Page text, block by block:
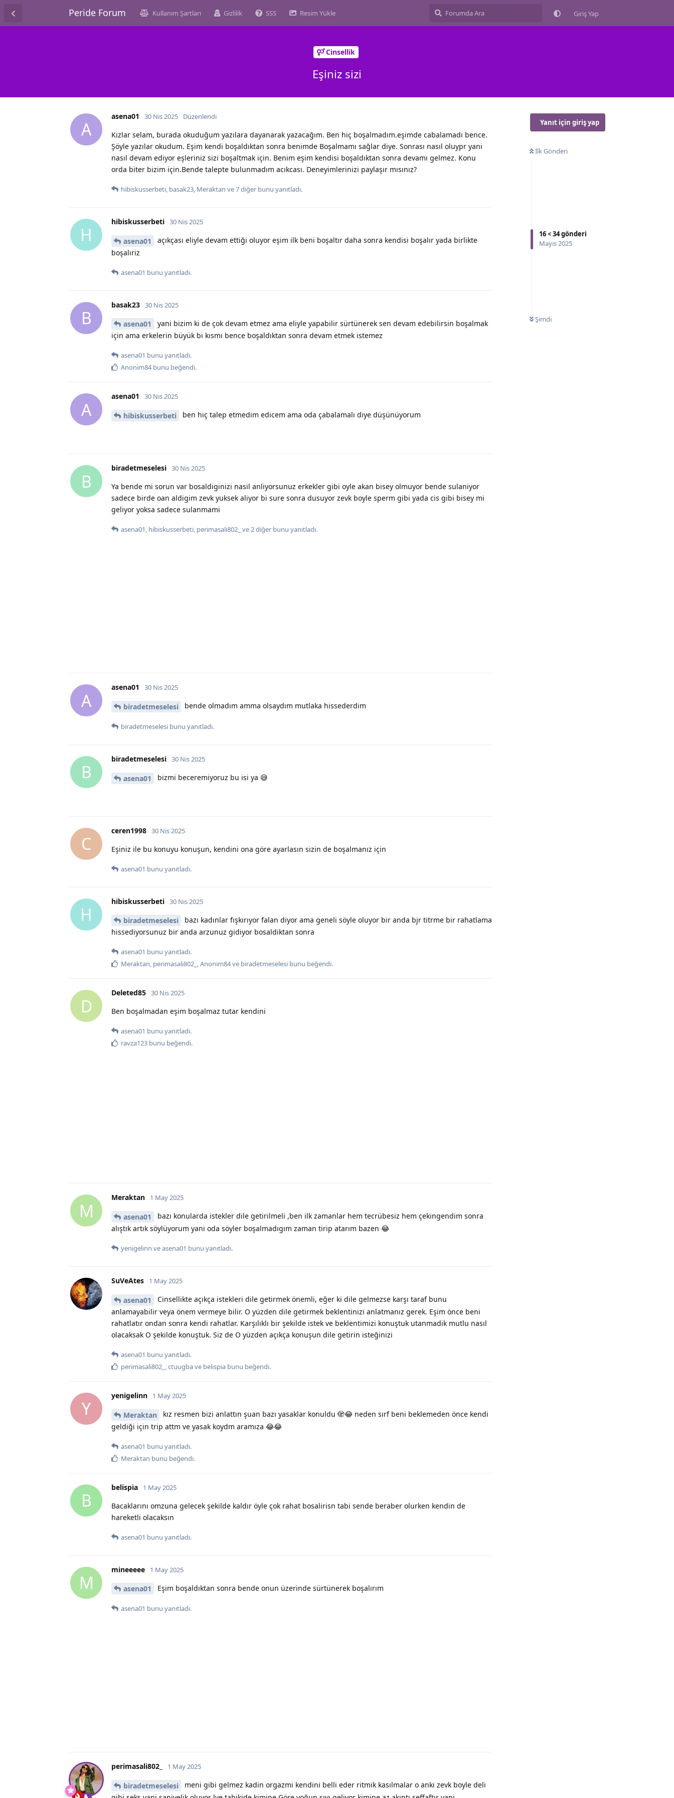
Peride Forum Kullanım Şartları Gizlilik SSS Resim Yükle Giriş Yap
Cinsellik
Eşiniz sizi
Yanıt için giriş yap
İlk Gönderi
16<34gönderi
Mayıs 2025
Şimdi
A
asena01 30 Nis 2025 Düzenlendi
Kızlar selam, burada okuduğum yazılara dayanarak yazacağım. Ben hiç boşalmadım.eşimde cabalamadı bence.
Şöyle yazılar okudum. Eşim kendi boşaldıktan sonra benimde Boşalmamı sağlar diye. Sonrası nasıl oluypr yani
nasıl devam ediyor eşleriniz sizi boşaltmak için. Benim eşim kendisi boşaldıktan sonra devamı gelmez. Konu
orda biter bizim için.Bende talepte bulunmadım acıkcası. Deneyimlerinizi paylaşır mısınız?
hibiskusserbeti, basak23, Meraktan ve7diğer bunu yanıtladı.
H
hibiskusserbeti 30 Nis 2025
asena01
açıkçası eliyle devam ettiği oluyor eşim ilk beni boşaltır daha sonra kendisi boşalır yada birlikte
boşalıriz
asena01 bunu yanıtladı.
B
basak23 30 Nis 2025
asena01
yani bizim ki de çok devam etmez ama eliyle yapabilir sürtünerek sen devam edebilirsin boşalmak
için ama erkelerin büyük bi kısmı bence boşaldıktan sonra devam etmek istemez
asena01 bunu yanıtladı.
Anonim84bunu beğendi.
A
asena01 30 Nis 2025
hibiskusserbeti ben hiç talep etmedim edicem ama oda çabalamalı diye düşünüyorum
B
biradetmeselesi 30 Nis 2025
Ya bende mi sorun var bosaldiginizi nasil anliyorsunuz erkekler gibi oyle akan bisey olmuyor bende sulaniyor
sadece birde oan aldigim zevk yuksek aliyor bi sure sonra dusuyor zevk boyle sperm gibi yada cis gibi bisey mi
geliyor yoksa sadece sulanmami
asena01, hibiskusserbeti, perimasali802_ ve2diğer bunu yanıtladı.
A
asena01 30 Nis 2025
biradetmeselesi bende olmadım amma olsaydım mutlaka hissederdim
biradetmeselesi bunu yanıtladı.
B
biradetmeselesi 30 Nis 2025
asena01 bizmi beceremiyoruz bu isi ya 😅
C
ceren1998 30 Nis 2025
Eşiniz ile bu konuyu konuşun, kendini ona göre ayarlasın sizin de boşalmanız için
asena01 bunu yanıtladı.
H
hibiskusserbeti 30 Nis 2025
biradetmeselesi
bazı kadınlar fışkırıyor falan diyor ama geneli söyle oluyor bir anda bjr titrme bir rahatlama
hissediyorsunuz bir anda arzunuz gidiyor bosaldiktan sonra
asena01 bunu yanıtladı.
Meraktan, perimasali802_ ,Anonim84ve biradetmeselesi bunu beğendi.
D
Deleted85 30 Nis 2025
Ben boşalmadan eşim boşalmaz tutar kendini
asena01 bunu yanıtladı.
ravza123 bunu beğendi.
M
Meraktan 1 May 2025
asena01
bazı konularda istekler dile getirilmeli ,ben ilk zamanlar hem tecrübesiz hem çekingendim sonra
alıştık artık söylüyorum yani oda söyler boşalmadıgım zaman tirip atarım bazen 😂
yenigelinn veasena01 bunu yanıtladı.
SuVeAtes 1 May 2025
asena01
Cinsellikte açıkça istekleri dile getirmek önemli, eğer ki dile gelmezse karşı taraf bunu
anlamayabilir veya önem vermeye bilir. O yüzden dile getirmek beklentinizi anlatmanız gerek. Eşim önce beni
rahatlatır ondan sonra kendi rahatlar. Karşılıklı bir şekilde istek ve beklentimizi konuştuk utanmadik mutlu nasıl
olacaksak O şekilde konuştuk. Siz de O yüzden açıkça konuşun dile getirin isteğinizi
asena01 bunu yanıtladı.
perimasali802_ ,ctuugbave belispia bunu beğendi.
Y
yenigelinn 1 May 2025
Meraktan
kız resmen bizi anlattın şuan bazı yasaklar konuldu 🫣😂 neden sırf beni beklemeden önce kendi
geldiği için trip attm ve yasak koydm aramıza 😂😂
asena01 bunu yanıtladı.
Meraktan bunu beğendi.
B
belispia 1 May 2025
Bacaklarını omzuna gelecek şekilde kaldır öyle çok rahat bosalirisn tabi sende beraber olurken kendin de
hareketli olacaksın
asena01 bunu yanıtladı.
M
mineeeee 1 May 2025
asena01 Eşim boşaldıktan sonra bende onun üzerinde sürtünerek boşalırım
asena01 bunu yanıtladı.
perimasali802_ 1 May 2025
biradetmeselesi
meni gibi gelmez kadin orgazmi kendini belli eder ritmik kasılmalar o anki zevk boyle deli